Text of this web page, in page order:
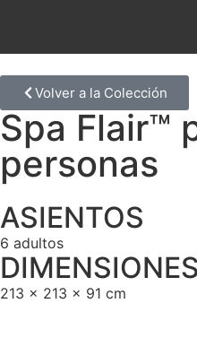
Volver a la Colección
Spa Flair™
personas
ASIENTOS
6 adultos
DIMENSIONES
213 x 213 x 91 cm